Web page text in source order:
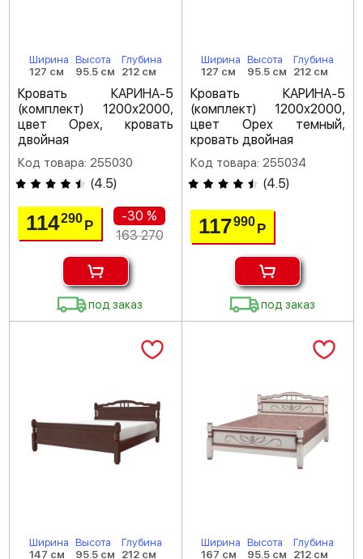
Ширина
127 см
Высота
95.5 см
Глубина
212 см
Кровать КАРИНА-5
(комплект) 1200х2000,
цвет Орех, кровать
двойная
Код товара: 255030
(4.5)
114290Р
-30 %
163 270
под заказ
Ширина
127 см
Высота
95.5 см
Глубина
212 см
Кровать КАРИНА-5
(комплект) 1200х2000,
цвет Орех темный,
кровать двойная
Код товара: 255034
(4.5)
117990 Р
под заказ
Ширина
147 см
Высота
95.5 см
Глубина
212 см
Ширина
167 см
Высота
95.5 см
Глубина
212 см